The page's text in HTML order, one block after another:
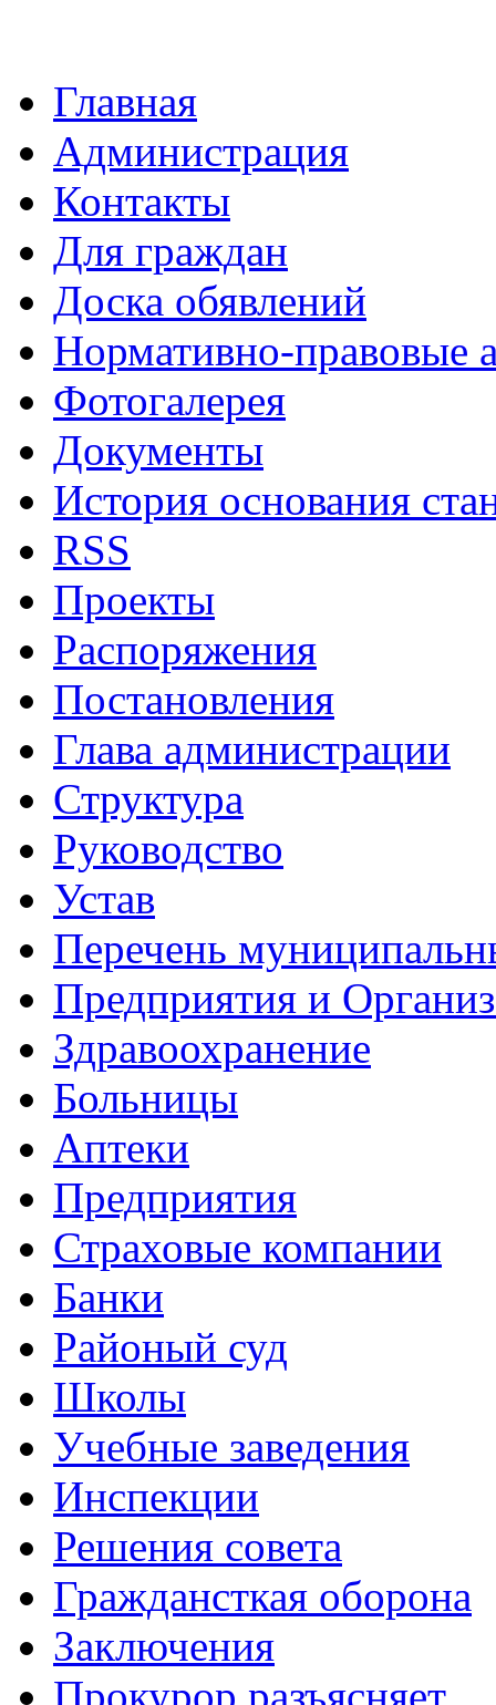
Главная
Администрация
Контакты
Для граждан
Доска обявлений
Нормативно-правовые
Фотогалерея
Документы
История основания
RSS
Проекты
Распоряжения
Постановления
Глава администрации
Структура
Руководство
Устав
Перечень
Предприятия и
Здравоохранение
Больницы
Аптеки
Предприятия
Страховые компании
Банки
Районый суд
Школы
Учебные заведения
Инспекции
Решения совета
Граждансткая оборона
Заключения